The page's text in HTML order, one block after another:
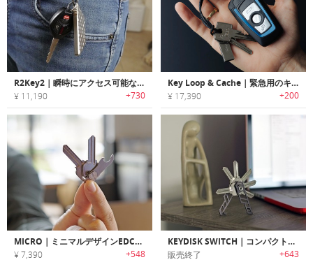
R2Key2｜瞬時にアクセス可能なチタン製キークリップ「R2キー2」
¥ 11,190 +730
Key Loop & Cache｜緊急用のキャッシュを持ち運べるキーチェーン「キーループ＆キャッシュ」
¥ 17,390 +200
MICRO｜ミニマルデザインEDCキーツール/オーガナイザー「マイクロ」
¥ 7,390 +548
KEYDISK SWITCH｜コンパクトに鍵を持ち運べるキーオーガナイザー「キーディスクスイッチ」
販売終了 +643